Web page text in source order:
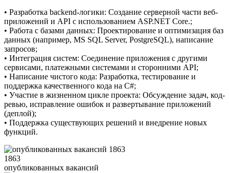
• Разработка backend-логики: Создание серверной части веб-
приложений и API с использованием ASP.NET Core.;
• Работа с базами данных: Проектирование и оптимизация баз
данных (например, MS SQL Server, PostgreSQL), написание
запросов;
• Интеграция систем: Соединение приложения с другими
сервисами, платежными системами и сторонними API;
• Написание чистого кода: Разработка, тестирование и
поддержка качественного кода на C#;
• Участие в жизненном цикле проекта: Обсуждение задач, код-
ревью, исправление ошибок и развертывание приложений
(деплой);
• Поддержка существующих решений и внедрение новых
функций.
1863
опубликованных вакансий